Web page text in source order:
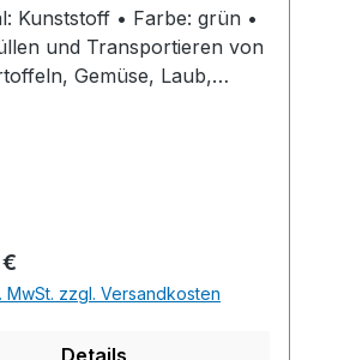
• Farbe: grün •
und Transportieren von
Gemüse, Laub,
Preis:
MwSt. zzgl. Versandkosten